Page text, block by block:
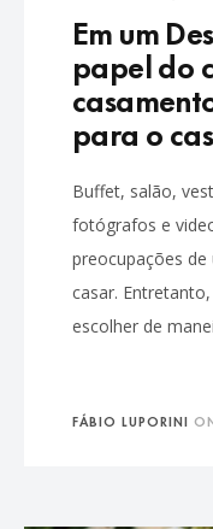
Em um
papel do
para o
Buffet, salão,
fotógrafos e
preocupações de
casar.
escolher de
FÁBIO LUPORINI